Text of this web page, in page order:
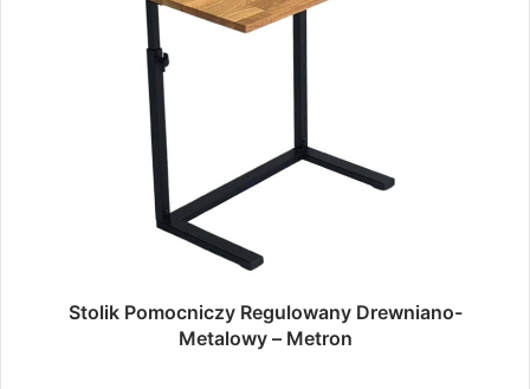
Stolik Pomocniczy Regulowany Drewniano-
Metalowy – Metron